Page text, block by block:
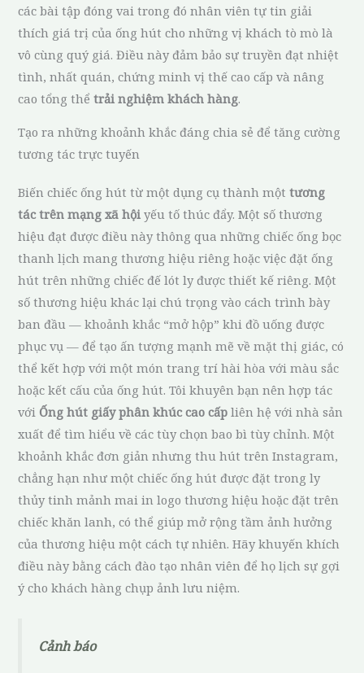
các bài tập đóng vai trong đó nhân viên tự tin giải
thích giá trị của ống hút cho những vị khách tò mò là
vô cùng quý giá. Điều này đảm bảo sự truyền đạt nhiệt
tình, nhất quán, chứng minh vị thế cao cấp và nâng
cao tổng thểtrải nghiệm khách hàng.
Tạo ra những khoảnh khắc đáng chia sẻ để tăng cường
tương tác trực tuyến
Biến chiếc ống hút từ một dụng cụ thành mộttương
tác trên mạng xã hội yếu tố thúc đẩy. Một số thương
hiệu đạt được điều này thông qua những chiếc ống bọc
thanh lịch mang thương hiệu riêng hoặc việc đặt ống
hút trên những chiếc đế lót ly được thiết kế riêng. Một
số thương hiệu khác lại chú trọng vào cách trình bày
ban đầu — khoảnh khắc “mở hộp” khi đồ uống được
phục vụ — để tạo ấn tượng mạnh mẽ về mặt thị giác, có
thể kết hợp với một món trang trí hài hòa với màu sắc
hoặc kết cấu của ống hút. Tôi khuyên bạn nên hợp tác
với Ống hút giấy phân khúc cao cấp liên hệ với nhà sản
xuất để tìm hiểu về các tùy chọn bao bì tùy chỉnh. Một
khoảnh khắc đơn giản nhưng thu hút trên Instagram,
chẳng hạn như một chiếc ống hút được đặt trong ly
thủy tinh mảnh mai in logo thương hiệu hoặc đặt trên
chiếc khăn lanh, có thể giúp mở rộng tầm ảnh hưởng
của thương hiệu một cách tự nhiên. Hãy khuyến khích
điều này bằng cách đào tạo nhân viên để họ lịch sự gợi
ý cho khách hàng chụp ảnh lưu niệm.
Cảnh báo